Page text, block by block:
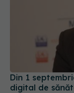
Din 1
digital de
ce beneficii
30 iul 2026, 17:08